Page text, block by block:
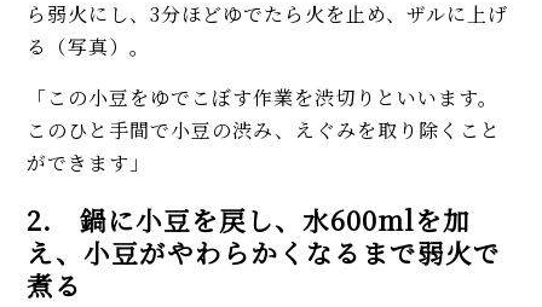
ら弱火にし、3分ほどゆでたら火を止め、ザルに上げ
る（写真）。
「この小豆をゆでこぼす作業を渋切りといいます。
このひと手間で小豆の渋み、えぐみを取り除くこと
ができます」
2. 鍋に小豆を戻し、水600mlを加
え、小豆がやわらかくなるまで弱火で
煮る